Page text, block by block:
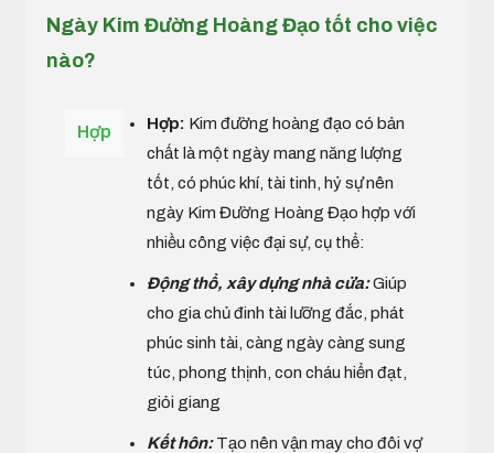
Ngày Kim Đường Hoàng Đạo tốt cho việc
nào?
Hợp Hợp: Kim đường hoàng đạo có bản
chất là một ngày mang năng lượng
tốt, có phúc khí, tài tinh, hỷ sự nên
ngày Kim Đường Hoàng Đạo hợp với
nhiều công việc đại sự, cụ thể:
Động thổ, xây dựng nhà cửa:Giúp
cho gia chủ đinh tài lưỡng đắc, phát
phúc sinh tài, càng ngày càng sung
túc, phong thịnh, con cháu hiển đạt,
giỏi giang
Kết hôn:Tạo nên vận may cho đôi vợ